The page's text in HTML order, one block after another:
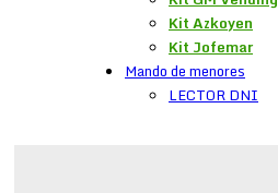
Kit Azkoyen
Kit Jofemar
Mando de menores
LECTOR DNI